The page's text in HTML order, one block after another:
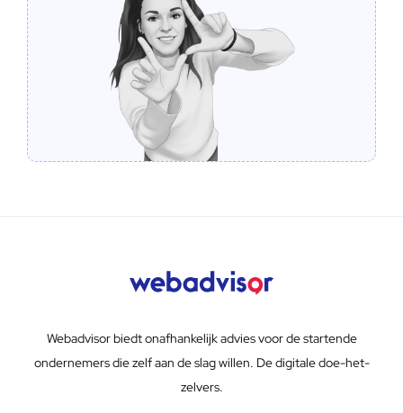
Webadvisor biedt onafhankelijk advies voor de startende
ondernemers die zelf aan de slag willen. De digitale doe-het-
zelvers.